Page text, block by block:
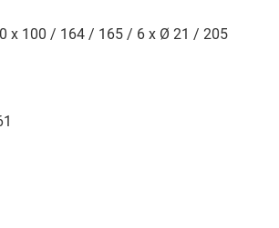
x 100 / 164 / 165 / 6 x Ø 21 / 205